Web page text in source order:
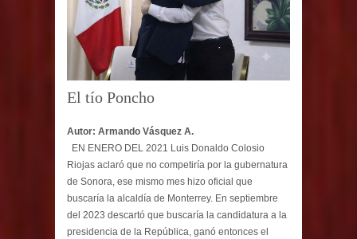
El tío Poncho
Autor: Armando Vásquez A.
EN ENERO DEL 2021 Luis Donaldo Colosio
Riojas aclaró que no competiría por la gubernatura
de Sonora, ese mismo mes hizo oficial que
buscaría la alcaldía de Monterrey. En septiembre
del 2023 descartó que buscaría la candidatura a la
presidencia de la República, ganó entonces el